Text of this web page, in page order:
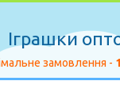
Іграшки
замовлення -